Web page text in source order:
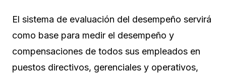
El sistema de evaluación del desempeño servirá
como base para medir el desempeño y
compensaciones de todos sus empleados en
puestos directivos, gerenciales y operativos,